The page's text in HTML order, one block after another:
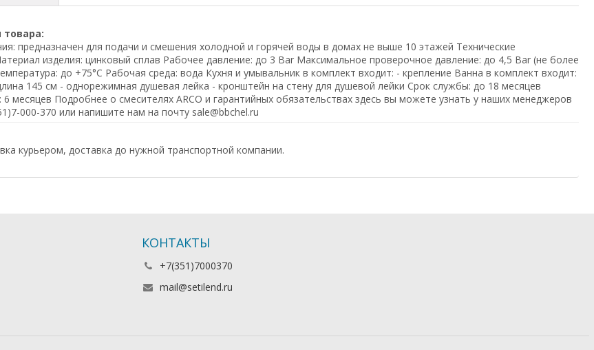
товара:
предназначен для подачи и смешения холодной и горячей воды в домах не выше 10 этажей Технические
изделия: цинковый сплав Рабочее давление: до 3 Bar Максимальное проверочное давление: до 4,5 Bar (не более
до +75°С Рабочая среда: вода Кухня и умывальник в комплект входит: - крепление Ванна в комплект входит:
145 см - однорежимная душевая лейка - кронштейн на стену для душевой лейки Срок службы: до 18 месяцев
6 месяцев Подробнее о смесителях ARCO и гарантийных обязательствах здесь вы можете узнать у наших менеджеров
000-370 или напишите нам на почту sale@bbchel.ru
курьером, доставка до нужной транспортной компании.
КОНТАКТЫ
+7(351)7000370
mail@setilend.ru